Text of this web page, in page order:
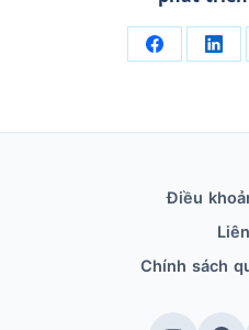
Điều
Chính sách